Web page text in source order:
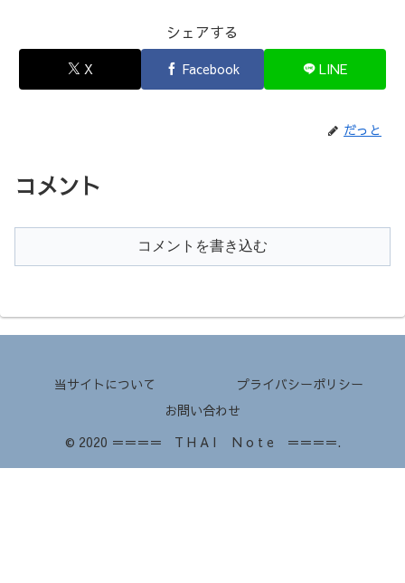
シェアする
X Facebook LINE
だっと
コメント
コメントを書き込む
当サイトについて
プライバシーポリシー
お問い合わせ
© 2020 ＝＝＝＝ T H A I N o t e ＝＝＝＝.